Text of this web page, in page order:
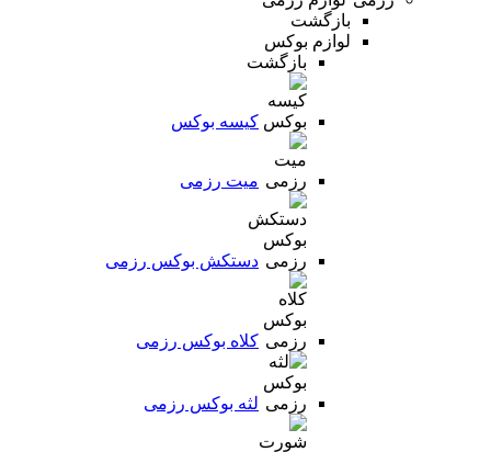
بازگشت
لوازم بوکس
بازگشت
کیسه بوکس
میت رزمی
دستکش بوکس رزمی
کلاه بوکس رزمی
لثه بوکس رزمی